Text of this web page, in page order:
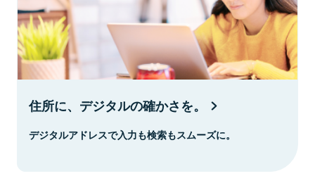
住所に、デジタルの確かさを。
デジタルアドレスで入力も検索もスムーズに。